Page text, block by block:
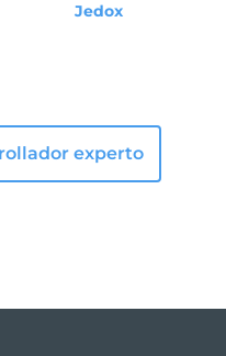
Jedox
experto